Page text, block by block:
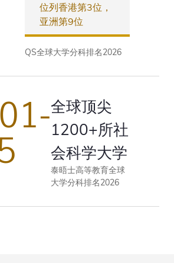
位列香港第3位，
亚洲第9位
QS全球大学分科排名2026
全球顶尖
1200+所社
会科学大学
泰晤士高等教育全球
大学分科排名2026